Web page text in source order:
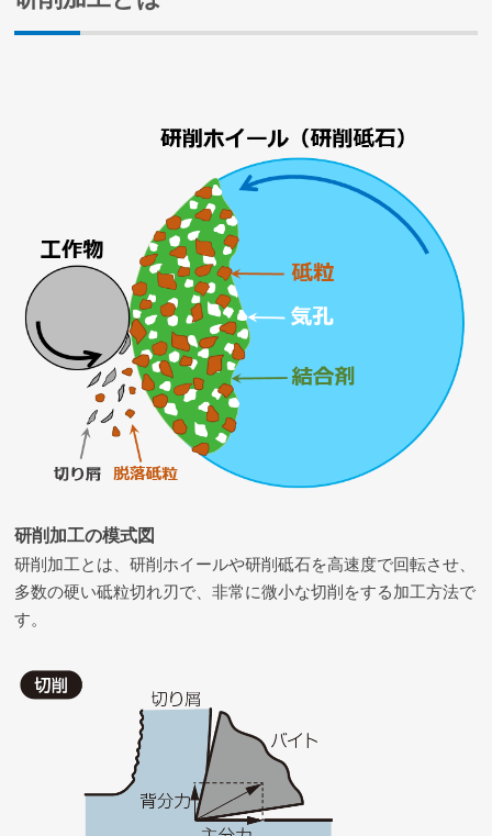
研削加工の模式図
研削加工とは、研削ホイールや研削砥石を高速度で回転させ、
多数の硬い砥粒切れ刃で、非常に微小な切削をする加工方法で
す。